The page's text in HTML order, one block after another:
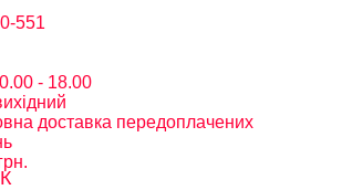
551
- 18.00
доставка передоплачених